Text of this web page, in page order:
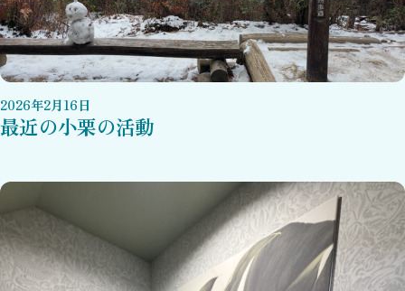
2026年2月16日
最近の小栗の活動